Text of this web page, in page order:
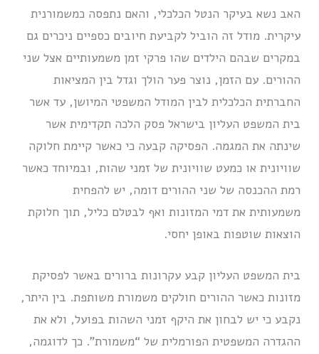
האב נשא בעיקר הנטל הכלכלי, והאם נתפסה כמשמורנית
עיקרית. מודל זה הוביל לקביעת חיובים כספיים ניכרים גם
במקרים שבהם הילדים שהו פרקי זמן משמעותיים אצל שני
ההורים. עם הזמן, נוצר פער הולך וגדל בין המציאות
החברתית הכלכלית לבין המודל המשפטי המיושן, עד אשר
בית המשפט העליון בישראל פסק הלכה תקדימית אשר
שינתה את המגמה. הפסיקה קבעה כי כאשר קיימת חלוקה
שוויונית או כמעט שוויונית של זמני שהות, ובמיוחד כאשר
רמת ההכנסה של שני ההורים דומה, יש להפחית
משמעותית את דמי המזונות ואף לבטלם כליל, תוך חלוקת
הוצאות שוטפות באופן יחסי.
בית המשפט העליון קבע עקרונות ברורים באשר לפסיקת
מזונות כאשר ההורים חולקים משמורת משותפת. בין היתר,
נקבע כי יש לבחון את היקף זמני השהות בפועל, ולא את
ההגדרה המשפטית הפורמלית של “משמורת”. כך לדוגמה,